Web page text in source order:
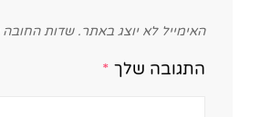
האימייל לא יוצג באתר. שדות
התגובה שלך *